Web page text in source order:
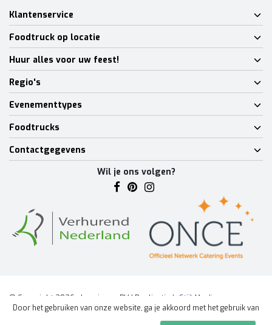
Klantenservice
Foodtruck op locatie
Huur alles voor uw feest!
Regio's
Evenementtypes
Foodtrucks
Contactgegevens
Wil je ons volgen?
© Copyright 2026 - Lumineux BV | Realisatie
InStijl Media
Algemene voorwaarden|Disclaimer|Privacy Policy|Sitemap |
Door het gebruiken van onze website, ga je akkoord met het gebruik van